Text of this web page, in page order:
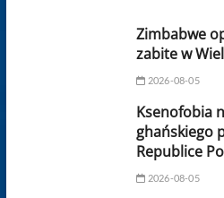
Zimbabwe
zabite w
2026-08-05
Ksenofobia
ghańskiego
Republice
2026-08-05